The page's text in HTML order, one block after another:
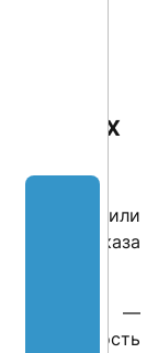
их
мы спросили
отказа
причина —